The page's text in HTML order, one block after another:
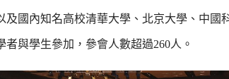
國內知名高校清華大學、北京大學、中國
與學生參加，參會人數超過260人。